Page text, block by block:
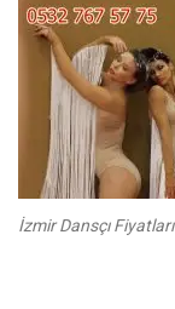
İzmir Dansçı Fiyatları